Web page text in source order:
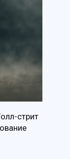
стрит